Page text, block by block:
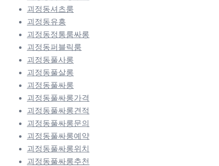
괴정동셔츠룸
괴정동유흥
괴정동정통룸싸롱
괴정동퍼블릭룸
괴정동풀사롱
괴정동풀살롱
괴정동풀싸롱
괴정동풀싸롱가격
괴정동풀싸롱견적
괴정동풀싸롱문의
괴정동풀싸롱예약
괴정동풀싸롱위치
괴정동풀싸롱추천